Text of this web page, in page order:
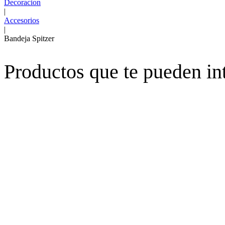
Decoracion
|
Accesorios
|
Bandeja Spitzer
Productos que te pueden